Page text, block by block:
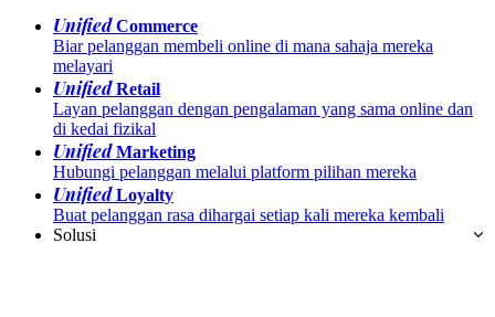
UnifiedCommerce
Biar pelanggan membeli online di mana sahaja mereka
melayari
UnifiedRetail
Layan pelanggan dengan pengalaman yang sama online dan
di kedai fizikal
UnifiedMarketing
Hubungi pelanggan melalui platform pilihan mereka
UnifiedLoyalty
Buat pelanggan rasa dihargai setiap kali mereka kembali
Solusi